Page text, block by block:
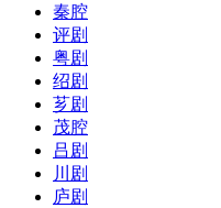
秦腔
评剧
粤剧
绍剧
芗剧
茂腔
吕剧
川剧
庐剧